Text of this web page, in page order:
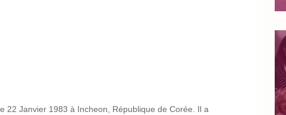
22 Janvier 1983 à Incheon, République de Corée. Il a